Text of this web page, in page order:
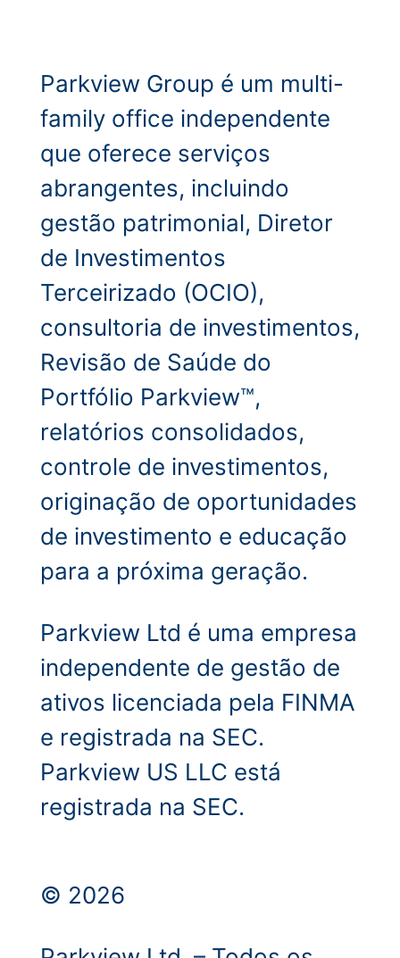
Parkview Group é um multi-
family office independente
que oferece serviços
abrangentes, incluindo
gestão patrimonial, Diretor
de Investimentos
Terceirizado (OCIO),
consultoria de investimentos,
Revisão de Saúde do
Portfólio Parkview™,
relatórios consolidados,
controle de investimentos,
originação de oportunidades
de investimento e educação
para a próxima geração.
Parkview Ltd é uma empresa
independente de gestão de
ativos licenciada pela FINMA
e registrada na SEC.
Parkview US LLC está
registrada na SEC.
© 2026